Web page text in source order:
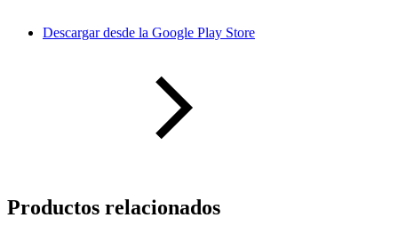
Descargar desde la Google Play Store
Productos relacionados